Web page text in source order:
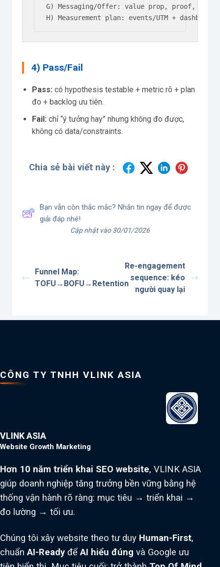
G) Messaging/Offer: value prop, proof,
H) Measurement plan: events/UTM +
4) Pass/Fail
Pass: có hypothesis testable + metric rõ + plan
đo + backlog ưu tiên.
Fail: chỉ “ý tưởng hay” nhưng không đo được,
không có data/constraints.
Chia sẻ bài viết này :
Bạn vẫn còn thắc mắc? Nhắn tin ngay để được
giải đáp nhé!
Cập nhật vào 30/01/2026
Funnel Map:
TOFU→BOFU→Retention
Re-engagement
sequence: kéo
người quay lại
CÔNG TY TNHH VLINK ASIA
VLINK ASIA
Website Growth Marketing
Hơn 10 năm triển khai SEO website, VLINK ASIA
giúp doanh nghiệp tăng trưởng bền vững bằng hệ
thống vận hành rõ ràng: mục tiêu → triển khai →
đo lường → tối ưu.
Chúng tôi xây website theo tư duy Human-First,
chuẩnAI-Ready đểAI hiểu đúng và Google ưu